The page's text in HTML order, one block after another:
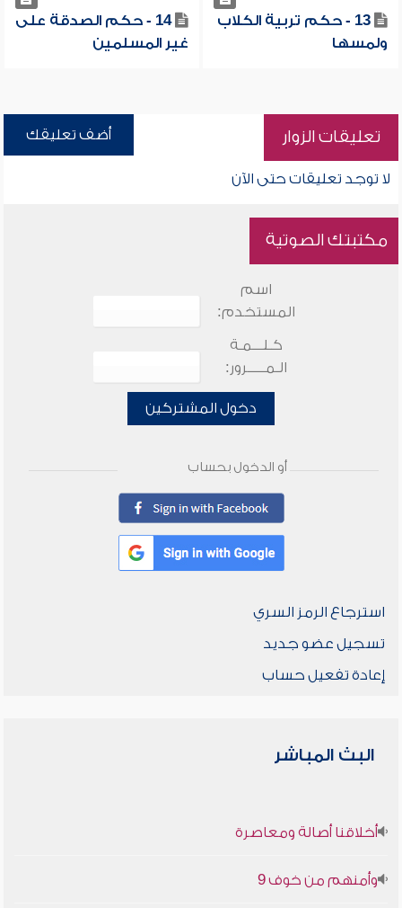
13 - حكم تربية الكلاب
ولمسها
14 - حكم الصدقة على
غير المسلمين
تعليقات الزوار أضف تعليقك
لا توجد تعليقات حتى الآن
مكتبتك الصوتية
اسم
المستخدم:
كـلـــمـة
الـمـــــرور:
دخول المشتركين
أو الدخول بحساب
استرجاع الرمز السري
تسجيل عضو جديد
إعادة تفعيل حساب
البث المباشر
أخلاقنا أصالة ومعاصرة
وأمنهم من خوف 9